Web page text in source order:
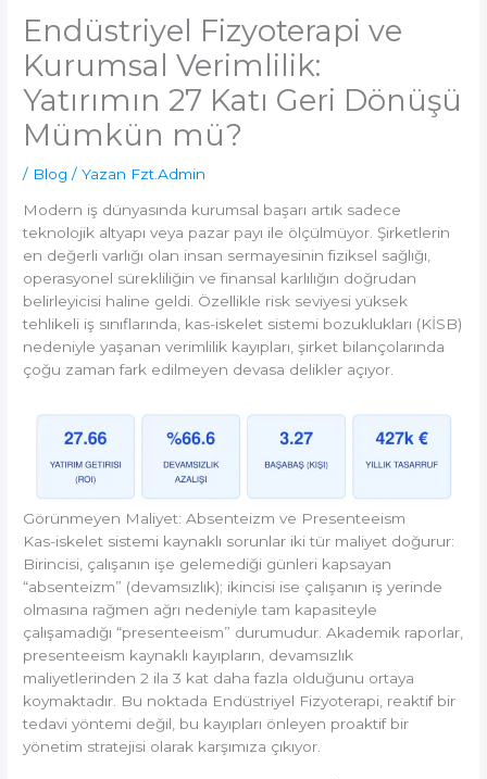
Endüstriyel Fizyoterapi ve
Kurumsal Verimlilik:
Yatırımın 27 Katı Geri Dönüşü
Mümkün mü?
/ Blog / Yazan Fzt.Admin
Modern iş dünyasında kurumsal başarı artık sadece
teknolojik altyapı veya pazar payı ile ölçülmüyor. Şirketlerin
en değerli varlığı olan insan sermayesinin fiziksel sağlığı,
operasyonel sürekliliğin ve finansal karlılığın doğrudan
belirleyicisi haline geldi. Özellikle risk seviyesi yüksek
tehlikeli iş sınıflarında, kas-iskelet sistemi bozuklukları (KİSB)
nedeniyle yaşanan verimlilik kayıpları, şirket bilançolarında
çoğu zaman fark edilmeyen devasa delikler açıyor.
Görünmeyen Maliyet: Absenteizm ve Presenteeism
Kas-iskelet sistemi kaynaklı sorunlar iki tür maliyet doğurur:
Birincisi, çalışanın işe gelemediği günleri kapsayan
“absenteizm” (devamsızlık); ikincisi ise çalışanın iş yerinde
olmasına rağmen ağrı nedeniyle tam kapasiteyle
çalışamadığı “presenteeism” durumudur.Akademik raporlar,
presenteeism kaynaklı kayıpların, devamsızlık
maliyetlerinden 2 ila 3 kat daha fazla olduğunu ortaya
koymaktadır. Bu noktada Endüstriyel Fizyoterapi, reaktif bir
tedavi yöntemi değil, bu kayıpları önleyen proaktif bir
yönetim stratejisi olarak karşımıza çıkıyor.